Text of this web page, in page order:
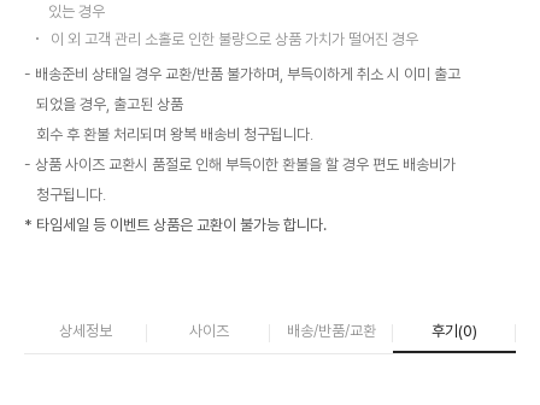
있는 경우
이 외 고객 관리 소홀로 인한 불량으로 상품 가치가 떨어진 경우
배송준비 상태일 경우 교환/반품 불가하며, 부득이하게 취소 시 이미 출고
되었을 경우, 출고된 상품
회수 후 환불 처리되며 왕복 배송비 청구됩니다.
상품 사이즈 교환시 품절로 인해 부득이한 환불을 할 경우 편도 배송비가
청구됩니다.
* 타임세일 등 이벤트 상품은 교환이 불가능 합니다.
상세정보 사이즈 배송/반품/교환 후기(0)